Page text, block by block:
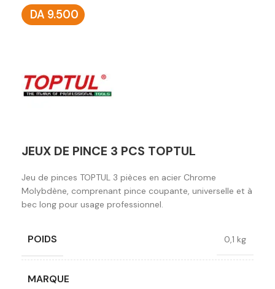
DA 9.500
JEUX DE PINCE 3 PCS TOPTUL
Jeu de pinces TOPTUL 3 pièces en acier Chrome
Molybdène, comprenant pince coupante, universelle et à
bec long pour usage professionnel.
POIDS 0,1 kg
MARQUE